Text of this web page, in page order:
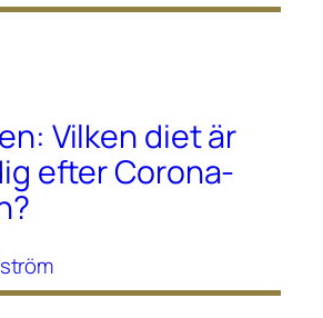
Vilken diet är
efter Corona-